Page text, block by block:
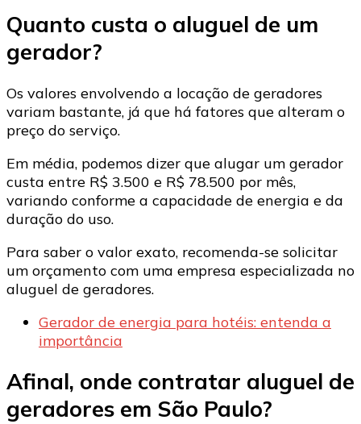
Quanto custa o aluguel de um
gerador?
Os valores envolvendo a locação de geradores
variam bastante, já que há fatores que alteram o
preço do serviço.
Em média, podemos dizer que alugar um gerador
custa entre R$ 3.500 e R$ 78.500 por mês,
variando conforme a capacidade de energia e da
duração do uso.
Para saber o valor exato, recomenda-se solicitar
um orçamento com uma empresa especializada no
aluguel de geradores.
Gerador de energia para hotéis: entenda a
importância
Afinal, onde contratar aluguel de
geradores em São Paulo?